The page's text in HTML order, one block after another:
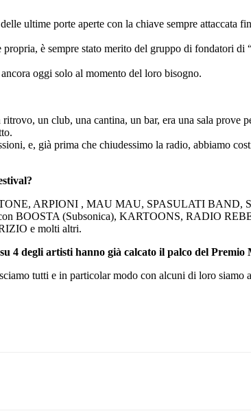
ultime porte aperte con la chiave sempre attaccata
è sempre stato merito del gruppo di fondatori
oggi solo al momento del loro bisogno.
un club, una cantina, un bar, era una sala
e, già prima che chiudessimo la radio, abbiamo
ARPIONI , MAU MAU, SPASULATI
BOOSTA (Subsonica), KARTOONS, RADIO
e molti altri.
4 degli artisti hanno già calcato il palco del Premio
tutti e in particolar modo con alcuni di loro siamo